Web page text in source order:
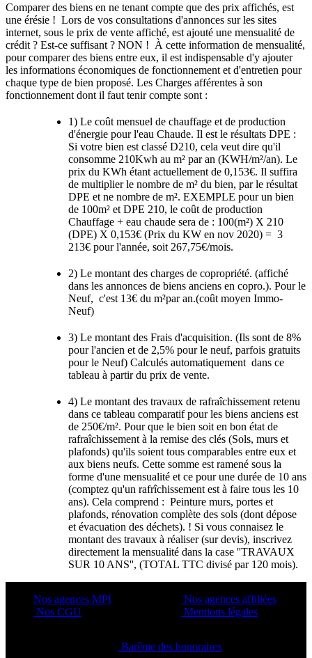
Comparer des biens en ne tenant compte que des prix affichés, est
une érésie ! Lors de vos consultations d'annonces sur les sites
internet, sous le prix de vente affiché, est ajouté une mensualité de
crédit ? Est-ce suffisant ? NON ! À cette information de mensualité,
pour comparer des biens entre eux, il est indispensable d'y ajouter
les informations économiques de fonctionnement et d'entretien pour
chaque type de bien proposé. Les Charges afférentes à son
fonctionnement dont il faut tenir compte sont :
1) Le coût mensuel de chauffage et de production
d'énergie pour l'eau Chaude. Il est le résultats DPE :
Si votre bien est classé D210, cela veut dire qu'il
consomme 210Kwh au m² par an (KWH/m²/an). Le
prix du KWh étant actuellement de 0,153€. Il suffira
de multiplier le nombre de m² du bien, par le résultat
DPE et ne nombre de m². EXEMPLE pour un bien
de 100m² et DPE 210, le coût de production
Chauffage + eau chaude sera de : 100(m²) X 210
(DPE) X 0,153€ (Prix du KW en nov 2020) = 3
213€ pour l'année, soit 267,75€/mois.
2) Le montant des charges de copropriété. (affiché
dans les annonces de biens anciens en copro.). Pour le
Neuf, c'est 13€ du m²par an.(coût moyen Immo-
Neuf)
3) Le montant des Frais d'acquisition. (Ils sont de 8%
pour l'ancien et de 2,5% pour le neuf, parfois gratuits
pour le Neuf) Calculés automatiquement dans ce
tableau à partir du prix de vente.
4) Le montant des travaux de rafraîchissement retenu
dans ce tableau comparatif pour les biens anciens est
de 250€/m². Pour que le bien soit en bon état de
rafraîchissement à la remise des clés (Sols, murs et
plafonds) qu'ils soient tous comparables entre eux et
aux biens neufs. Cette somme est ramené sous la
forme d'une mensualité et ce pour une durée de 10 ans
(comptez qu'un rafrîchissement est à faire tous les 10
ans). Cela comprend : Peinture murs, portes et
plafonds, rénovation complète des sols (dont dépose
et évacuation des déchets). ! Si vous connaisez le
montant des travaux à réaliser (sur devis), inscrivez
directement la mensualité dans la case ''TRAVAUX
SUR 10 ANS'', (TOTAL TTC divisé par 120 mois).
Nos agences MPI
Nos CGU
Nos agences affiliées
Mentions légales
Barême des honoraires